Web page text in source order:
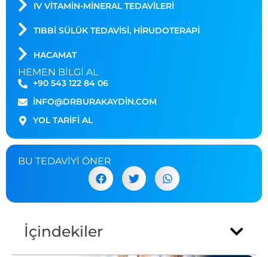
IV VİTAMİN-MİNERAL TEDAVİLERİ
TIBBI SÜLÜK TEDAVISI, HIRUDOTERAPI
HACAMAT
HEMEN BILGI AL
+90 543 122 84 06
INFO@DRBURAKAYDIN.COM
YOL TARİFİ AL
BU TEDAVIYI ÖNER
İçindekiler